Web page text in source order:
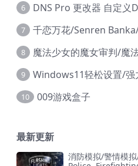
6 DNS Pro 更改器 自定义
7 千恋万花/Senren
8 魔法少女的魔女审判/魔
9 Windows11轻松设置/
10 009游戏盒子
最新更新
消防模拟/警情模